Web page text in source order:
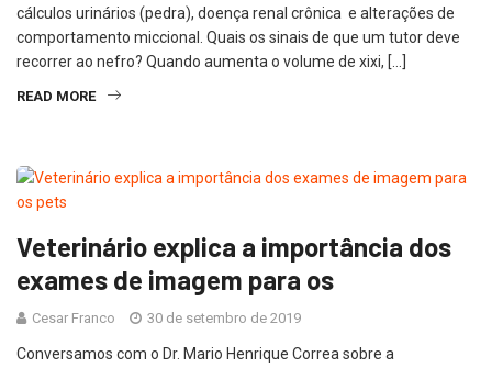
cálculos urinários (pedra), doença renal crônica e alterações de
comportamento miccional. Quais os sinais de que um tutor deve
recorrer ao nefro? Quando aumenta o volume de xixi, […]
READ MORE
Veterinário explica a importância dos
exames de imagem para os
Cesar Franco 30 de setembro de 2019
Conversamos com o Dr. Mario Henrique Correa sobre a